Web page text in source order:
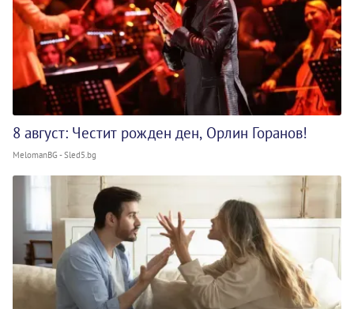
8 август: Честит рожден ден, Орлин Горанов!
MelomanBG - Sled5.bg